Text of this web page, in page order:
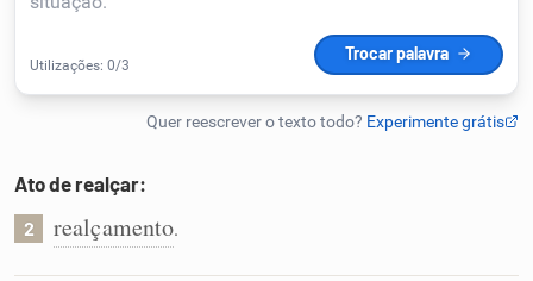
Cata-letras
Caça-palavras
Ato de realçar:
2 realçamento.